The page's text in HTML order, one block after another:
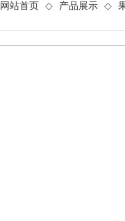
网站首页 ◇ 产品展示 ◇